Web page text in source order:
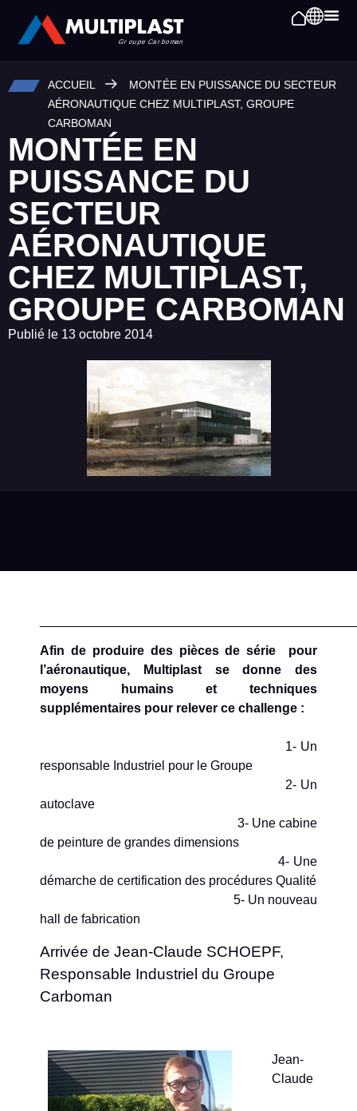
ACCUEIL
MONTÉE EN PUISSANCE DU SECTEUR
AÉRONAUTIQUE CHEZ MULTIPLAST, GROUPE
CARBOMAN
MONTÉE EN
PUISSANCE DU
SECTEUR
AÉRONAUTIQUE
CHEZ MULTIPLAST,
GROUPE CARBOMAN
Publié le 13 octobre 2014
Afin de produire des pièces de série pour
l’aéronautique, Multiplast se donne des
moyens humains et techniques
supplémentaires pour relever ce challenge :
1- Un
responsable Industriel pour le Groupe
2- Un
autoclave
3- Une cabine
de peinture de grandes dimensions
4- Une
démarche de certification des procédures Qualité
5- Un nouveau
hall de fabrication
Arrivée de Jean-Claude SCHOEPF,
Responsable Industriel du Groupe
Carboman
Jean-
Claude